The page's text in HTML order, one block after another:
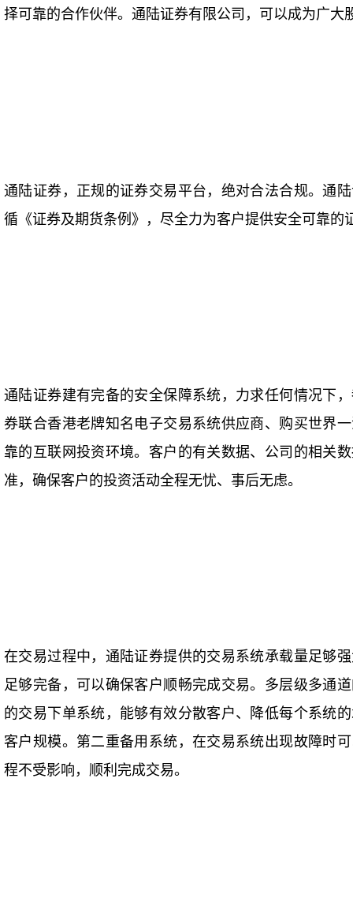
择可靠的合作伙伴。通陆证券有限公司，可以成为广大
通陆证券，正规的证券交易平台，绝对合法合规。通
循《证券及期货条例》，尽全力为客户提供安全可靠的
通陆证券建有完备的安全保障系统，力求任何情况下
券联合香港老牌知名电子交易系统供应商、购买世界
靠的互联网投资环境。客户的有关数据、公司的相关
准，确保客户的投资活动全程无忧、事后无虑。
在交易过程中，通陆证券提供的交易系统承载量足够
足够完备，可以确保客户顺畅完成交易。多层级多通
的交易下单系统，能够有效分散客户、降低每个系统
客户规模。第二重备用系统，在交易系统出现故障时
程不受影响，顺利完成交易。